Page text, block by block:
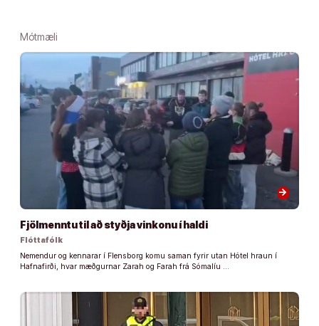
Mótmæli
arrow_forward
Fjölmenntu til að styðja vinkonu í haldi
Flóttafólk
Nemendur og kennarar í Flensborg komu saman fyrir utan Hótel hraun í
Hafnafirði, hvar mæðgurnar Zarah og Farah frá Sómalíu …